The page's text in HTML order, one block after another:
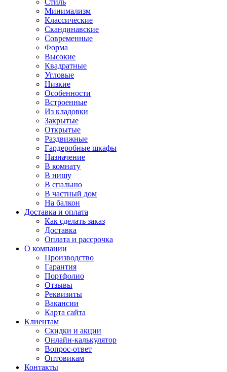
Стиль
Минимализм
Классические
Скандинавские
Современные
Форма
Высокие
Квадратные
Угловые
Низкие
Особенности
Встроенные
Из кладовки
Закрытые
Открытые
Раздвижные
Гардеробные шкафы
Назначение
В комнату
В нишу
В спальню
В частный дом
На балкон
Доставка и оплата
Как сделать заказ
Доставка
Оплата и рассрочка
О компании
Производство
Гарантия
Портфолио
Отзывы
Реквизиты
Вакансии
Карта сайта
Клиентам
Скидки и акции
Онлайн-калькулятор
Вопрос-ответ
Оптовикам
Контакты